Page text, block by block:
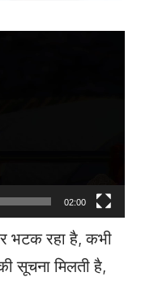
02:00
भटक रहा है, कभी
सूचना मिलती है,